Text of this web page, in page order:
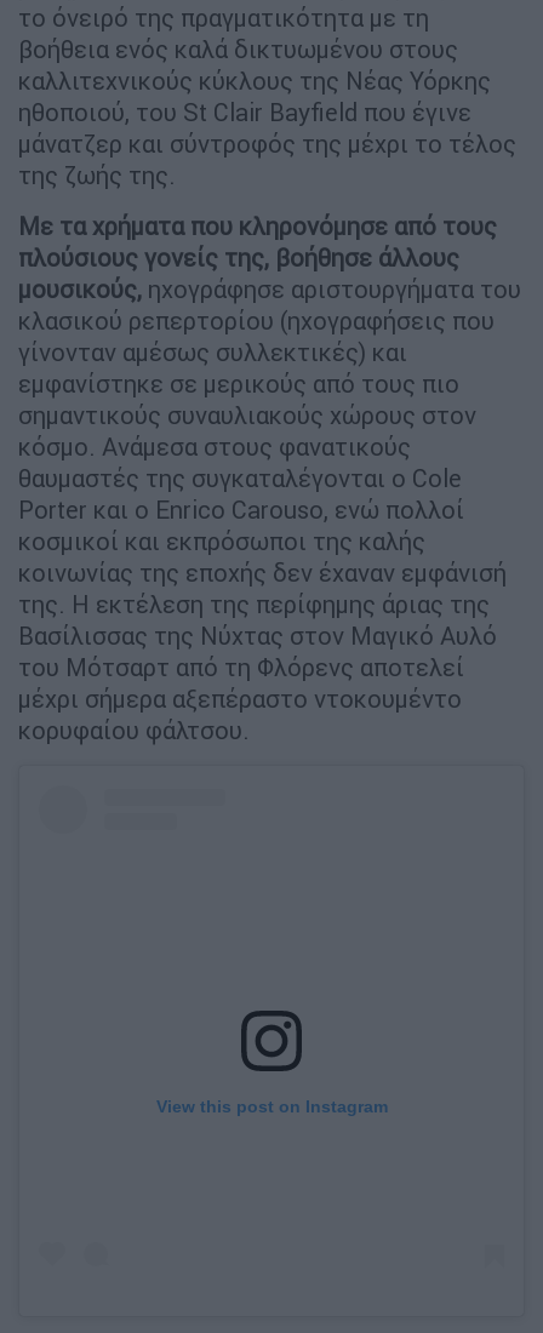
το όνειρό της πραγματικότητα με τη
βοήθεια ενός καλά δικτυωμένου στους
καλλιτεχνικούς κύκλους της Νέας Υόρκης
ηθοποιού, του St Clair Bayfield που έγινε
μάνατζερ και σύντροφός της μέχρι το τέλος
της ζωής της.
Με τα χρήματα που κληρονόμησε από τους
πλούσιους γονείς της, βοήθησε άλλους
μουσικούς, ηχογράφησε αριστουργήματα του
κλασικού ρεπερτορίου (ηχογραφήσεις που
γίνονταν αμέσως συλλεκτικές) και
εμφανίστηκε σε μερικούς από τους πιο
σημαντικούς συναυλιακούς χώρους στον
κόσμο. Ανάμεσα στους φανατικούς
θαυμαστές της συγκαταλέγονται ο Cole
Porter και ο Enrico Carouso, ενώ πολλοί
κοσμικοί και εκπρόσωποι της καλής
κοινωνίας της εποχής δεν έχαναν εμφάνισή
της. Η εκτέλεση της περίφημης άριας της
Βασίλισσας της Νύχτας στον Μαγικό Αυλό
του Μότσαρτ από τη Φλόρενς αποτελεί
μέχρι σήμερα αξεπέραστο ντοκουμέντο
κορυφαίου φάλτσου.
View this post on Instagram